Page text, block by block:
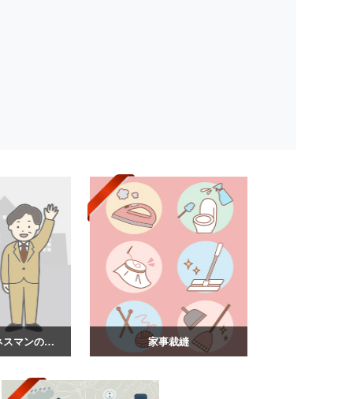
スーツ姿のビジネスマンのイラスト 家事裁縫